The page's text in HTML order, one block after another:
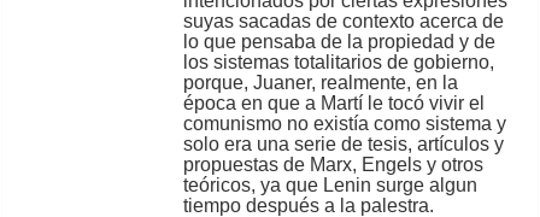
suyas sacadas de contexto acerca de
lo que pensaba de la propiedad y de
los sistemas totalitarios de gobierno,
porque, Juaner, realmente, en la
época en que a Martí le tocó vivir el
comunismo no existía como sistema y
solo era una serie de tesis, artículos y
propuestas de Marx, Engels y otros
teóricos, ya que Lenin surge algun
tiempo después a la palestra.